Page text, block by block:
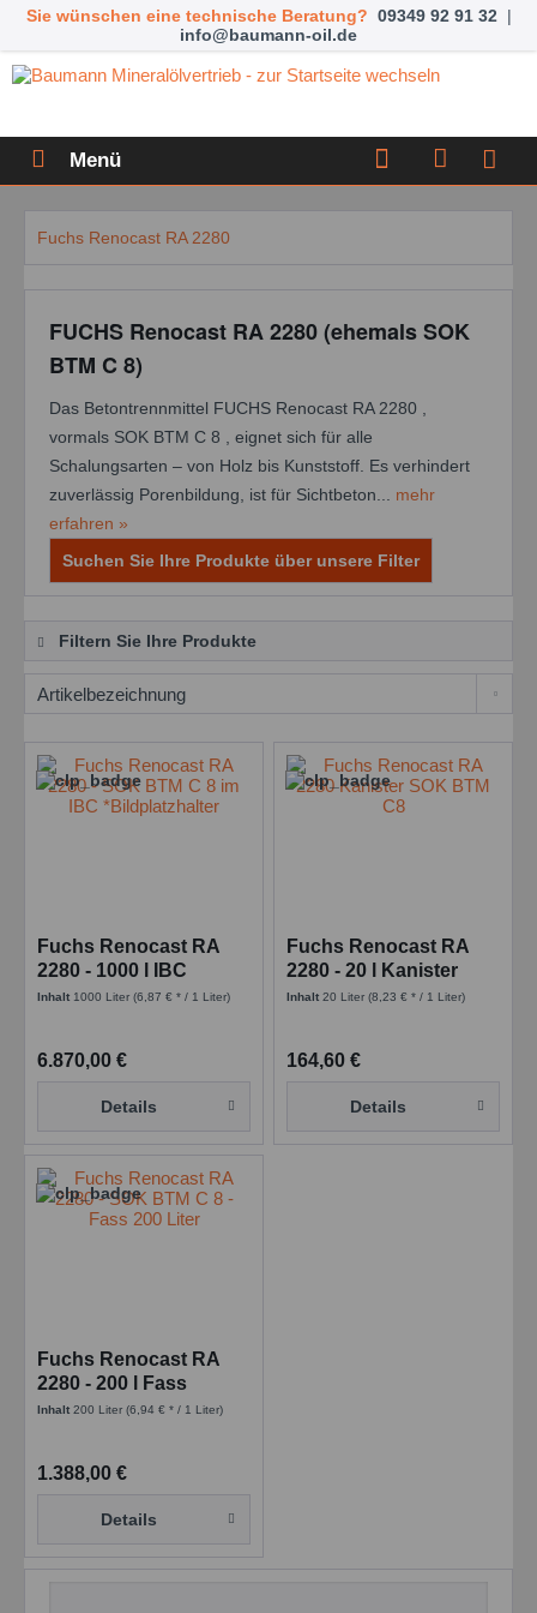
Sie wünschen eine technische Beratung? 09349 92 91 32 |
info@baumann-oil.de
Menü
Fuchs Renocast RA 2280
FUCHS Renocast RA 2280 (ehemals SOK
BTM C 8)
Das Betontrennmittel FUCHS Renocast RA 2280 ,
vormals SOK BTM C 8 , eignet sich für alle
Schalungsarten – von Holz bis Kunststoff. Es verhindert
zuverlässig Porenbildung, ist für Sichtbeton... mehr
erfahren »
Suchen Sie Ihre Produkte über unsere Filter
Filtern Sie Ihre Produkte
Fuchs Renocast RA
2280 - 1000 l IBC
früher: Fuchs SOK
Inhalt 1000 Liter(6,87 € * / 1 Liter)
6.870,00 €
Details
Fuchs Renocast RA
2280 - 20 l Kanister
früher: Fuchs SOK
Inhalt20 Liter(8,23 € * / 1 Liter)
164,60 €
Details
Fuchs Renocast RA
2280 - 200 l Fass
früher: Fuchs SOK
Inhalt200 Liter(6,94 € * / 1 Liter)
1.388,00 €
Details